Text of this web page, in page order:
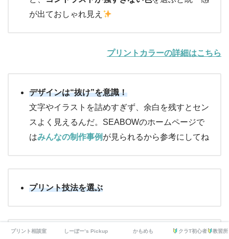
が出ておしゃれ見え
プリントカラーの詳細はこちら
デザインは“抜け”を意識！
文字やイラストを詰めすぎず、余白を残すとセン
スよく見えるんだ。SEABOWのホームページで
はみんなの制作事例 が見られるから参考にしてね
プリント技法を選ぶ
プリント相談室 しーぼー’s Pickup かもめも クラT初心者 教習所